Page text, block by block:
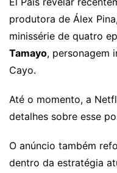
produtora de Álex
minissérie de quatro
Tamayo, personagem
Cayo.
Até o momento, a
detalhes sobre esse
O anúncio também
dentro da estratégia